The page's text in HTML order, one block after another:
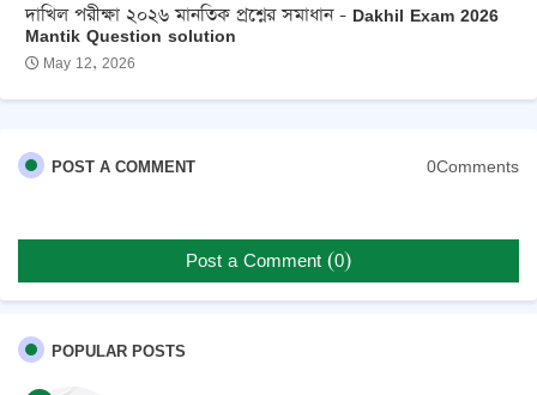
দাখিল পরীক্ষা ২০২৬ মানতিক প্রশ্নের সমাধান - Dakhil Exam 2026
Mantik Question solution
May 12, 2026
POST A COMMENT 0Comments
Post a Comment (0)
POPULAR POSTS